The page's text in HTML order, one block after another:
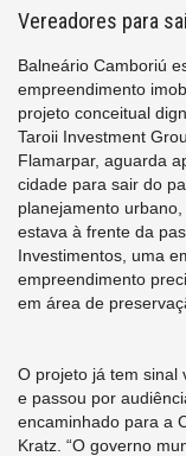
Vereadores para
Balneário Camboriú
empreendimento
projeto conceitual
Taroii Investment
Flamarpar, aguarda
cidade para sair do
planejamento
estava à frente da
Investimentos, uma
empreendimento
em área de
O projeto já tem sinal
e passou por
encaminhado para a
Kratz. “O governo